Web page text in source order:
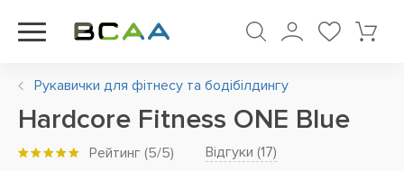
Рукавички для фітнесу та бодібілдингу
Hardcore Fitness ONE Blue
Рейтинг (5/5) Відгуки (17)